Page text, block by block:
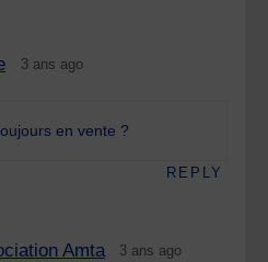
3 ans ago
en vente ?
REPLY
Amta 3 ans ago